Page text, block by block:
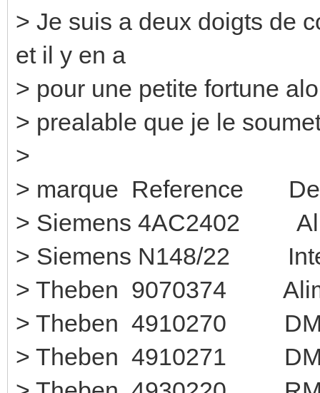
> Je suis a deux doigts de
et il y en a
> pour une petite fortune
> prealable que je le
>
> marque Reference
> Siemens 4AC2402
> Siemens N148/
> Theben 9070374
> Theben
> Theben